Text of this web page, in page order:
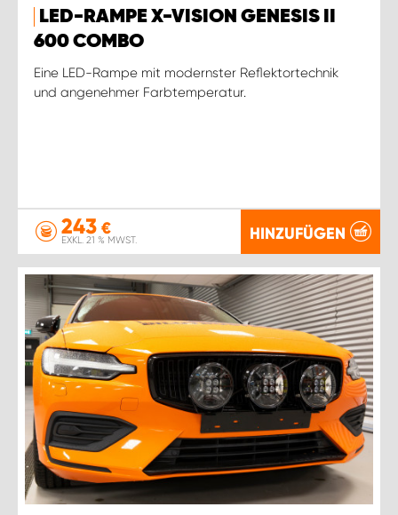
LED-RAMPE X-VISION GENESIS II
600 COMBO
Eine LED-Rampe mit modernster Reflektortechnik
und angenehmer Farbtemperatur.
243 €
EXKL. 21 % MWST. HINZUFÜGEN